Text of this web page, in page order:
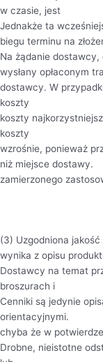
w czasie, jest
Jednakże ta
biegu terminu na
Na żądanie
wysłany opłaconym
dostawcy. W
koszty
koszty
koszty
wzrośnie, ponieważ
niż miejsce dostawy.
zamierzonego
(3) Uzgodniona
wynika z opisu
Dostawcy na temat
broszurach i
Cenniki są jedynie
orientacyjnymi.
chyba że w
Drobne, nieistotne